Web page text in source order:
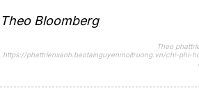
Theo Bloomberg
Theo
https://phattrienxanh.baotainguyenmoitruong.vn/chi-phi-